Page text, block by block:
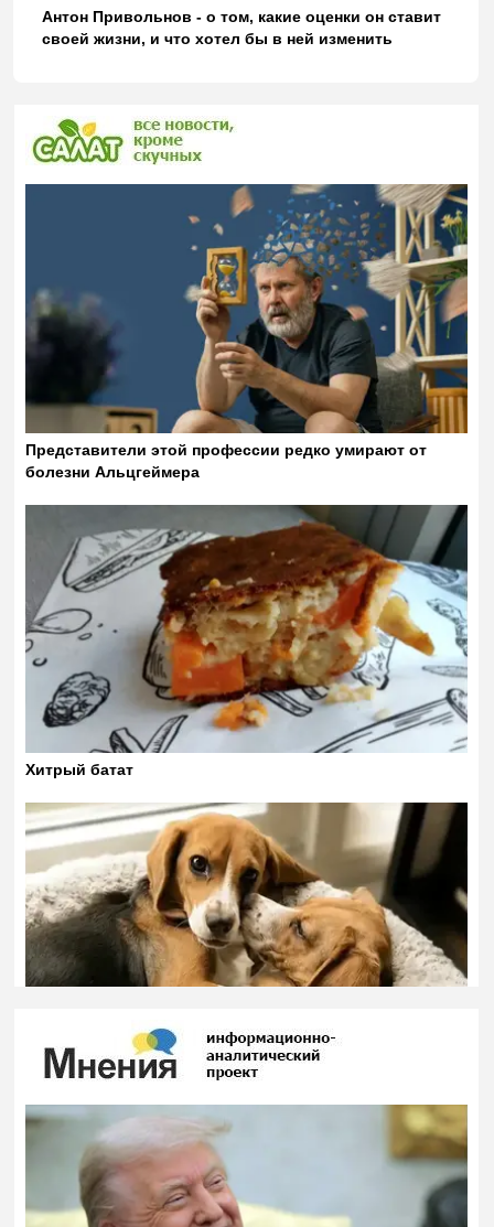
Антон Привольнов - о том, какие оценки он ставит
своей жизни, и что хотел бы в ней изменить